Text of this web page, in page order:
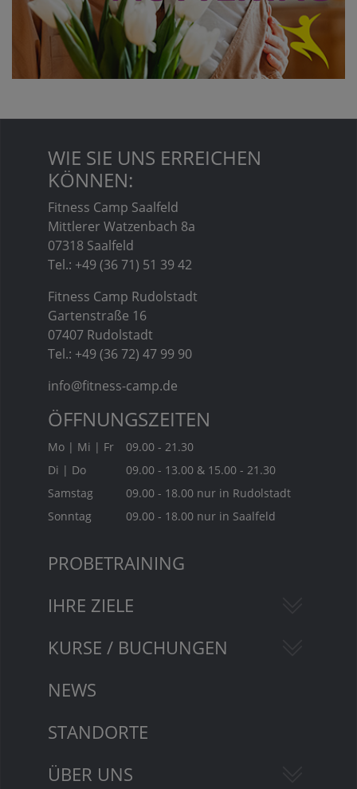
WIE SIE UNS ERREICHEN
KÖNNEN:
Fitness Camp Saalfeld
Mittlerer Watzenbach 8a
07318 Saalfeld
Tel.: +49 (36 71) 51 39 42
Fitness Camp Rudolstadt
Gartenstraße 16
07407 Rudolstadt
Tel.: +49 (36 72) 47 99 90
info@fitness-camp.de
PROBETRAINING
KURSE / BUCHUNGEN
IHRE ZIELE
ÖFFNUNGSZEITEN
Mo | Mi | Fr
09.00 - 21.30
Di | Do
09.00 - 13.00 & 15.00 - 21.30
Samstag
09.00 - 18.00 nur in Rudolstadt
Sonntag
09.00 - 18.00 nur in Saalfeld
NEWS
STANDORTE
ÜBER UNS